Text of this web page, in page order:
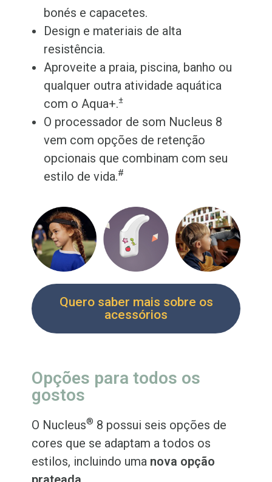
bonés e capacetes.
Design e materiais de alta
resistência.
Aproveite a praia, piscina, banho ou
qualquer outra atividade aquática
com o Aqua+.±
O processador de som Nucleus 8
vem com opções de retenção
opcionais que combinam com seu
estilo de vida.#
Quero saber mais sobre os
acessórios
Opções para todos os
gostos
O Nucleus® 8 possui seis opções de
cores que se adaptam a todos os
estilos, incluindo uma nova opção